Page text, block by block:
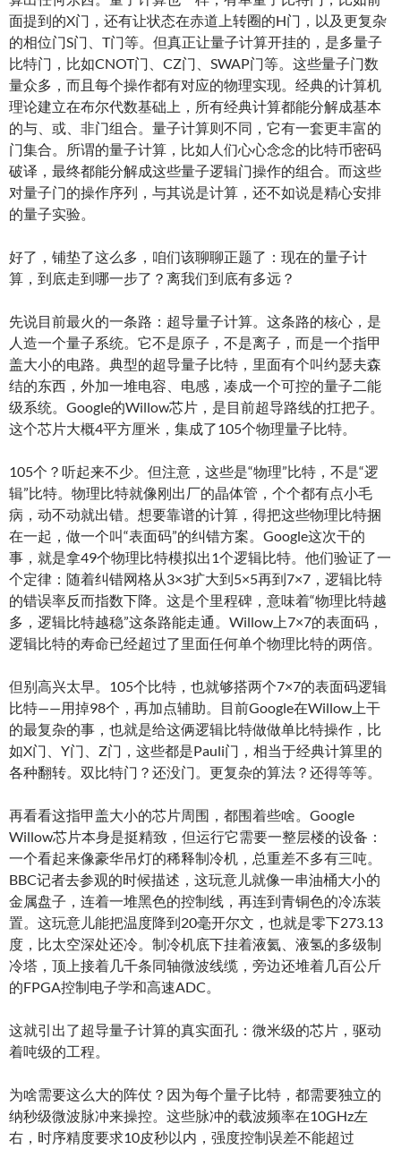
面提到的X门，还有让状态在赤道上转圈的H门，以及更复杂
的相位门S门、T门等。但真正让量子计算开挂的，是多量子
比特门，比如CNOT门、CZ门、SWAP门等。这些量子门数
量众多，而且每个操作都有对应的物理实现。经典的计算机
理论建立在布尔代数基础上，所有经典计算都能分解成基本
的与、或、非门组合。量子计算则不同，它有一套更丰富的
门集合。所谓的量子计算，比如人们心心念念的比特币密码
破译，最终都能分解成这些量子逻辑门操作的组合。而这些
对量子门的操作序列，与其说是计算，还不如说是精心安排
的量子实验。
好了，铺垫了这么多，咱们该聊聊正题了：现在的量子计
算，到底走到哪一步了？离我们到底有多远？
先说目前最火的一条路：超导量子计算。这条路的核心，是
人造一个量子系统。它不是原子，不是离子，而是一个指甲
盖大小的电路。典型的超导量子比特，里面有个叫约瑟夫森
结的东西，外加一堆电容、电感，凑成一个可控的量子二能
级系统。Google的Willow芯片，是目前超导路线的扛把子。
这个芯片大概4平方厘米，集成了105个物理量子比特。
105个？听起来不少。但注意，这些是“物理”比特，不是“逻
辑”比特。物理比特就像刚出厂的晶体管，个个都有点小毛
病，动不动就出错。想要靠谱的计算，得把这些物理比特捆
在一起，做一个叫“表面码”的纠错方案。Google这次干的
事，就是拿49个物理比特模拟出1个逻辑比特。他们验证了一
个定律：随着纠错网格从3×3扩大到5×5再到7×7，逻辑比特
的错误率反而指数下降。这是个里程碑，意味着“物理比特越
多，逻辑比特越稳”这条路能走通。Willow上7×7的表面码，
逻辑比特的寿命已经超过了里面任何单个物理比特的两倍。
但别高兴太早。105个比特，也就够搭两个7×7的表面码逻辑
比特——用掉98个，再加点辅助。目前Google在Willow上干
的最复杂的事，也就是给这俩逻辑比特做做单比特操作，比
如X门、Y门、Z门，这些都是Pauli门，相当于经典计算里的
各种翻转。双比特门？还没门。更复杂的算法？还得等等。
再看看这指甲盖大小的芯片周围，都围着些啥。Google
Willow芯片本身是挺精致，但运行它需要一整层楼的设备：
一个看起来像豪华吊灯的稀释制冷机，总重差不多有三吨。
BBC记者去参观的时候描述，这玩意儿就像一串油桶大小的
金属盘子，连着一堆黑色的控制线，再连到青铜色的冷冻装
置。这玩意儿能把温度降到20毫开尔文，也就是零下273.13
度，比太空深处还冷。制冷机底下挂着液氦、液氢的多级制
冷塔，顶上接着几千条同轴微波线缆，旁边还堆着几百公斤
的FPGA控制电子学和高速ADC。
这就引出了超导量子计算的真实面孔：微米级的芯片，驱动
着吨级的工程。
为啥需要这么大的阵仗？因为每个量子比特，都需要独立的
纳秒级微波脉冲来操控。这些脉冲的载波频率在10GHz左
右，时序精度要求10皮秒以内，强度控制误差不能超过